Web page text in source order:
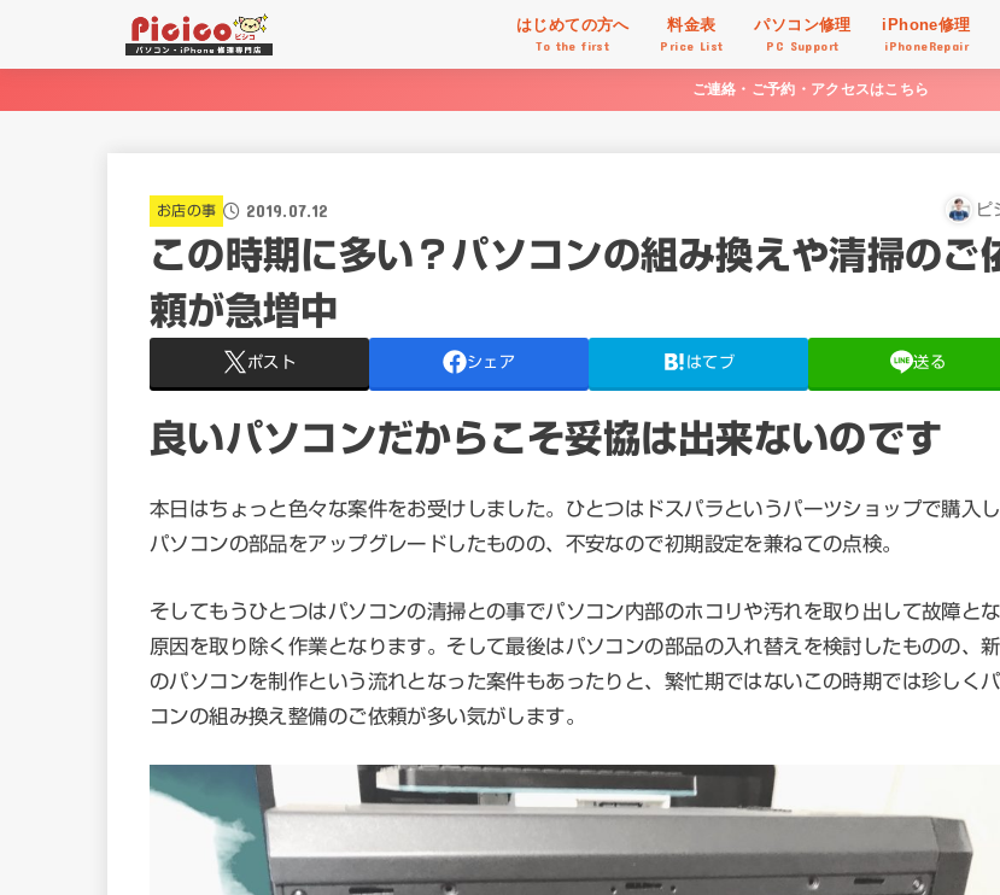
はじめての方へ
To the first
料金表
Price List
パソコン修理
PC Support
iPhone修理
iPhoneRepair
ご連絡・ご予約・アクセスはこちら
お店の事 2019.07.12 ピ
この時期に多い？パソコンの組み換えや清掃のご
頼が急増中
ポスト シェア はてブ 送る
良いパソコンだからこそ妥協は出来ないのです
本日はちょっと色々な案件をお受けしました。ひとつはドスパラというパーツショップで購入
パソコンの部品をアップグレードしたものの、不安なので初期設定を兼ねての点検。
そしてもうひとつはパソコンの清掃との事でパソコン内部のホコリや汚れを取り出して故障と
原因を取り除く作業となります。そして最後はパソコンの部品の入れ替えを検討したものの、
のパソコンを制作という流れとなった案件もあったりと、繁忙期ではないこの時期では珍しく
コンの組み換え整備のご依頼が多い気がします。